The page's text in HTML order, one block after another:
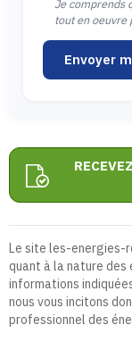
Je comprends
tout en oeuvre
Envoyer
Le site les-energies-
quant à la nature des
informations
nous vous incitons
professionnel des